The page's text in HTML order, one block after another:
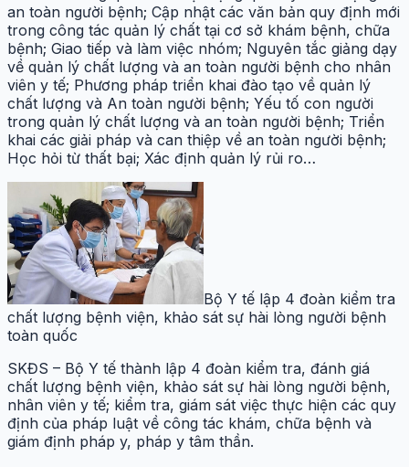
an toàn người bệnh; Cập nhật các văn bản quy định mới
trong công tác quản lý chất tại cơ sở khám bệnh, chữa
bệnh; Giao tiếp và làm việc nhóm; Nguyên tắc giảng dạy
về quản lý chất lượng và an toàn người bệnh cho nhân
viên y tế; Phương pháp triển khai đào tạo về quản lý
chất lượng và An toàn người bệnh; Yếu tố con người
trong quản lý chất lượng và an toàn người bệnh; Triển
khai các giải pháp và can thiệp về an toàn người bệnh;
Học hỏi từ thất bại; Xác định quản lý rủi ro…
Bộ Y tế lập 4 đoàn kiểm tra
chất lượng bệnh viện, khảo sát sự hài lòng người bệnh
toàn quốc
SKĐS – Bộ Y tế thành lập 4 đoàn kiểm tra, đánh giá
chất lượng bệnh viện, khảo sát sự hài lòng người bệnh,
nhân viên y tế; kiểm tra, giám sát việc thực hiện các quy
định của pháp luật về công tác khám, chữa bệnh và
giám định pháp y, pháp y tâm thần.